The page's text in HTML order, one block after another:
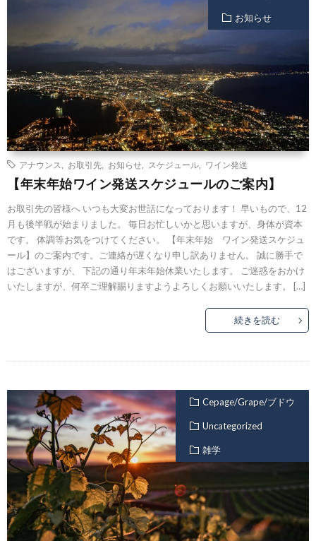
お知らせ
アナウンス お取引先 お知らせ スケジュール ワイン発送
【年末年始ワイン発送スケジュールのご案内】
お取引先の皆様へ いつも大変お世話になっております！ 早いもので、12
月も後半戦が始まりました。 毎日お忙しいかと思いますが、身体が資本
です。 体調等お気をつけてください。 【年末年始 ワイン発送スケジュ
ール】のご案内です。ご連絡が遅くなり申し訳ありません。 誠に勝手で
はございますが、 下記の通り年末年始休業いたします。 ご迷惑をおかけ
いたしますが、何卒ご理解賜りますようよろしくお願いいたします。 […]
続きを読む
Cepage/Grape/ブドウ
Uncategorized
雑学